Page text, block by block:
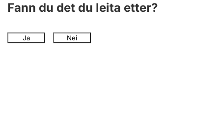
Fann du det du leita etter?
Ja Nei